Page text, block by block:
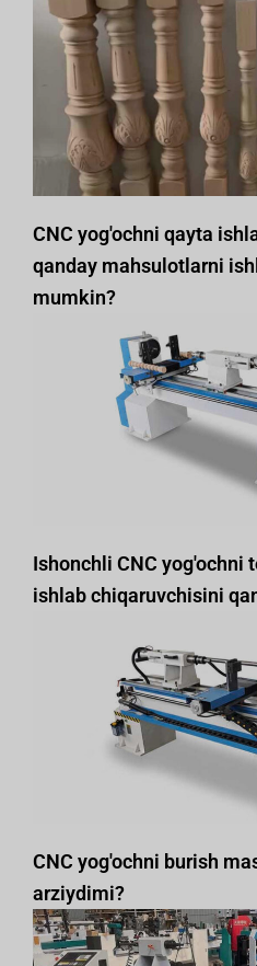
CNC yog'ochni qayta
qanday mahsulotlarni
mumkin?
Ishonchli CNC yog'ochni
ishlab chiqaruvchisini
CNC yog'ochni burish
arziydimi?